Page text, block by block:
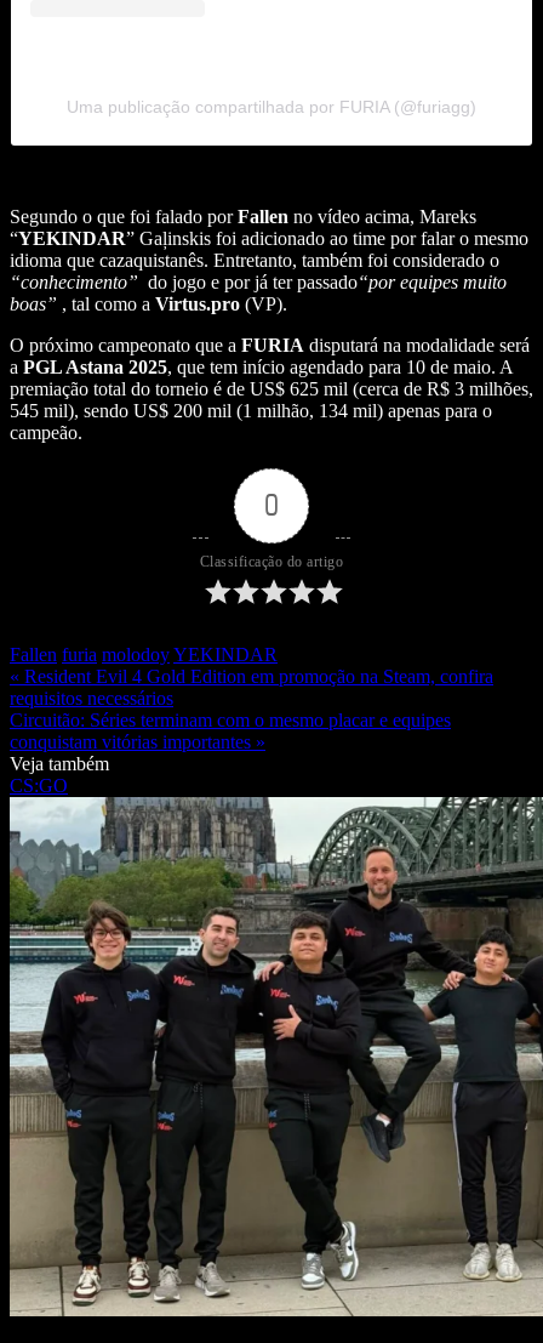
Uma publicação compartilhada por FURIA (@furiagg)
Segundo o que foi falado porFallen no vídeo acima, Mareks
“YEKINDAR” Gaļinskis foi adicionado ao time por falar o mesmo
idioma que cazaquistanês. Entretanto, também foi considerado o
“conhecimento” do jogo e por já ter passado“por equipes muito
boas” , tal como a Virtus.pro (VP).
O próximo campeonato que a FURIA disputará na modalidade será
a PGL Astana 2025, que tem início agendado para 10 de maio. A
premiação total do torneio é de US$ 625 mil (cerca de R$ 3 milhões,
545 mil), sendo US$ 200 mil (1 milhão, 134 mil) apenas para o
campeão.
0
Classificação do artigo
Fallen furia molodoyYEKINDAR
« Resident Evil 4 Gold Edition em promoção na Steam, confira
requisitos necessários
Circuitão: Séries terminam com o mesmo placar e equipes
conquistam vitórias importantes »
Veja também
CS:GO